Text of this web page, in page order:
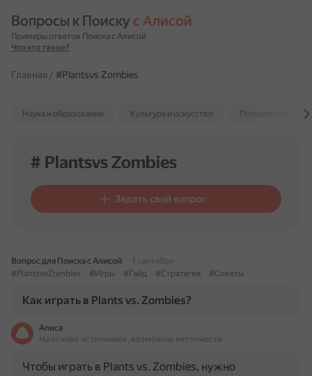
Вопросы к Поиску с Алисой
Примеры ответов Поиска с Алисой
Что это такое?
Главная / #Plantsvs Zombies
Наука и образование Культура и искусство Психология и
# Plantsvs Zombies
Задать свой вопрос
Вопрос для Поиска с Алисой
1 сентября
#PlantsvsZombies
#Игры #Гайд #Стратегия #Советы
Как играть в Plants vs. Zombies?
Алиса
На основе источников, возможны неточности
Чтобы играть в Plants vs. Zombies, нужно